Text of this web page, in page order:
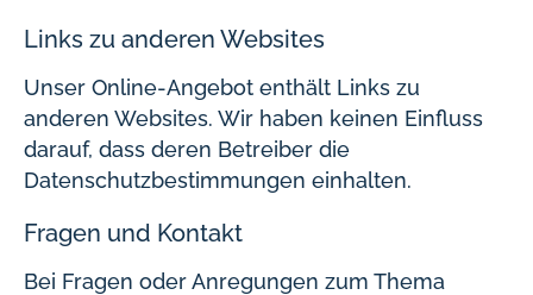
Links zu anderen Websites
Unser Online-Angebot enthält Links zu
anderen Websites. Wir haben keinen Einfluss
darauf, dass deren Betreiber die
Datenschutzbestimmungen einhalten.
Fragen und Kontakt
Bei Fragen oder Anregungen zum Thema